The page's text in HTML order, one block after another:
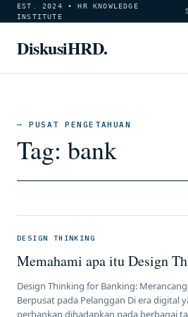
EST. 2024 • HR KNOWLEDGE
INSTITUTE
DiskusiHRD.
— PUSAT PENGETAHUAN
Tag: bank
DESIGN THINKING
Memahami apa itu Design
Design Thinking for Banking:
Berpusat pada Pelanggan Di era digital
perbankan dihadapkan pada berbagai